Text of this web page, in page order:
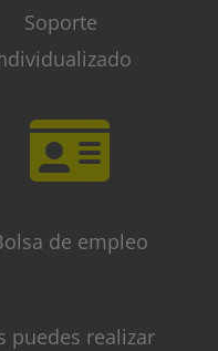
Soporte
de empleo
puedes realizar